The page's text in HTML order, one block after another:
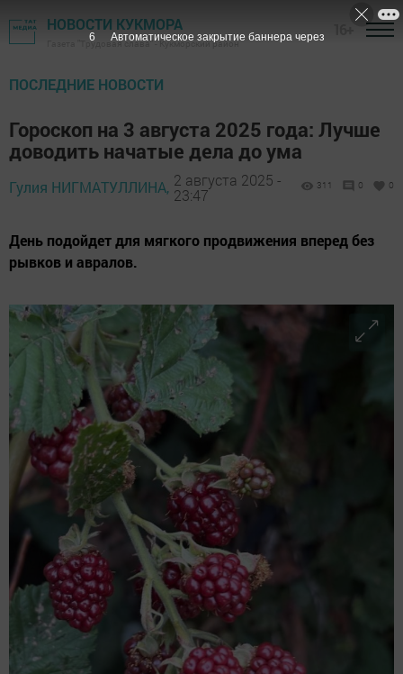
НОВОСТИ КУКМОРА
Газета "Трудовая слава" - Кукморский район
ПОСЛЕДНИЕ НОВОСТИ
Гороскоп на 3 августа 2025 года: Лучше
доводить начатые дела до ума
Гулия НИГМАТУЛЛИНА, 2 августа 2025 -
23:47
311 0 0
День подойдет для мягкого продвижения вперед без
рывков и авралов.
4 Автоматическое закрытие баннера через